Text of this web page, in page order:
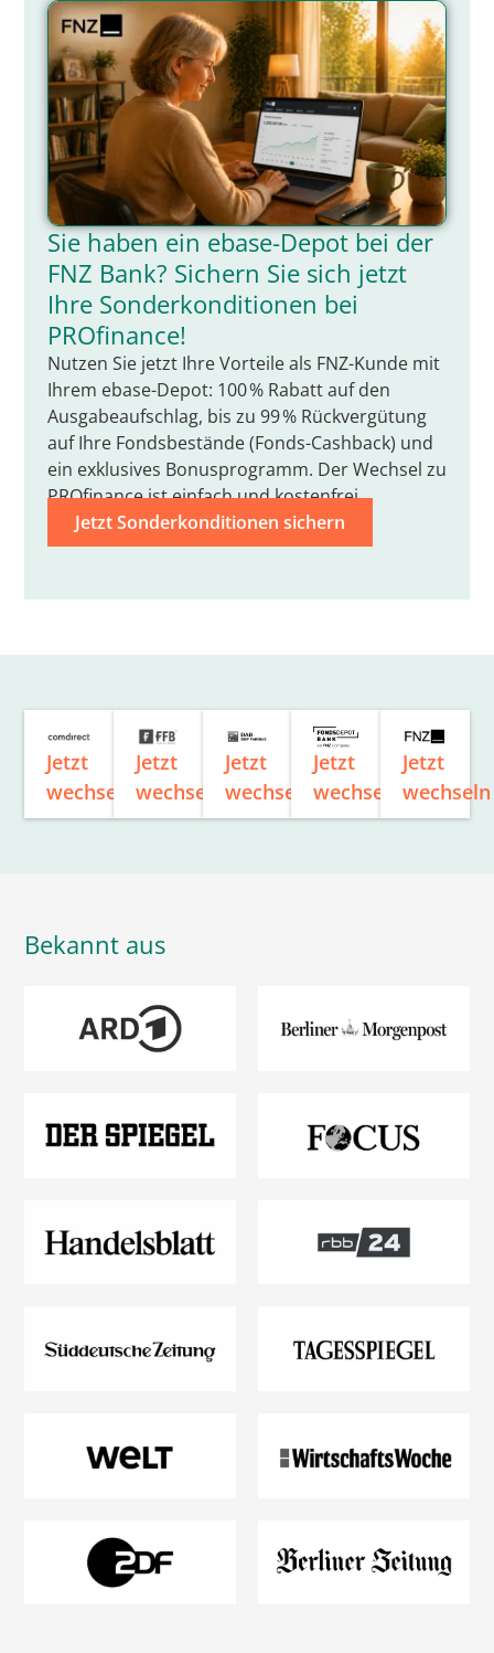
Sie haben ein ebase-Depot bei der
FNZ Bank? Sichern Sie sich jetzt
Ihre Sonderkonditionen bei
PROfinance!
Nutzen Sie jetzt Ihre Vorteile als FNZ-Kunde mit
Ihrem ebase-Depot: 100 % Rabatt auf den
Ausgabeaufschlag, bis zu 99 % Rückvergütung
auf Ihre Fondsbestände (Fonds-Cashback) und
ein exklusives Bonusprogramm. Der Wechsel zu
PROfinance ist einfach und kostenfrei.
Jetzt Sonderkonditionen sichern
Jetzt
wechseln
Jetzt
wechseln
Jetzt
wechseln
Jetzt
wechseln
Jetzt
wechseln
Bekannt aus